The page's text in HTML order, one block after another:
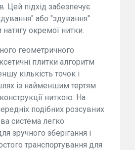
Цей підхід забезпечує
або "здування"
натягу окремої нитки.
геометричного
плитки алгоритм
кількість точок і
із найменшим тертям
ниткою. На
подібних розсувних
система легко
зручного зберігання і
транспортування для